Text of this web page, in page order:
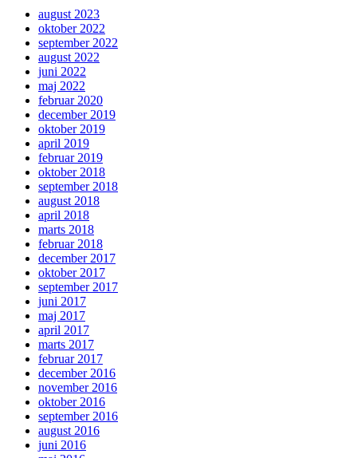
august 2023
oktober 2022
september 2022
august 2022
juni 2022
maj 2022
februar 2020
december 2019
oktober 2019
april 2019
februar 2019
oktober 2018
september 2018
august 2018
april 2018
marts 2018
februar 2018
december 2017
oktober 2017
september 2017
juni 2017
maj 2017
april 2017
marts 2017
februar 2017
december 2016
november 2016
oktober 2016
september 2016
august 2016
juni 2016